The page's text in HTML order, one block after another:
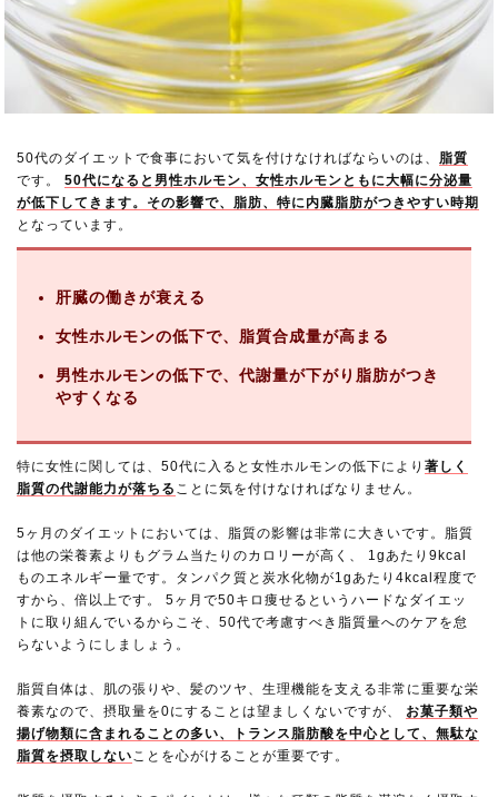
50代のダイエットで食事において気を付けなければならいのは、 脂質
です。50代になると男性ホルモン、女性ホルモンともに大幅に分泌量
が低下してきます。その影響で、脂肪、特に内臓脂肪がつきやすい時期
となっています。
肝臓の働きが衰える
女性ホルモンの低下で、脂質合成量が高まる
男性ホルモンの低下で、代謝量が下がり脂肪がつき
やすくなる
特に女性に関しては、50代に入ると女性ホルモンの低下により著しく
脂質の代謝能力が落ちる ことに気を付けなければなりません。
5ヶ月のダイエットにおいては、脂質の影響は非常に大きいです。脂質
は他の栄養素よりもグラム当たりのカロリーが高く、 1gあたり9kcal
ものエネルギー量です。タンパク質と炭水化物が1gあたり4kcal程度で
すから、倍以上です。 5ヶ月で50キロ痩せるというハードなダイエッ
トに取り組んでいるからこそ、50代で考慮すべき脂質量へのケアを怠
らないようにしましょう。
脂質自体は、肌の張りや、髪のツヤ、生理機能を支える非常に重要な栄
養素なので、摂取量を0にすることは望ましくないですが、 お菓子類や
揚げ物類に含まれることの多い、トランス脂肪酸を中心として、無駄な
脂質を摂取しないことを心がけることが重要です。